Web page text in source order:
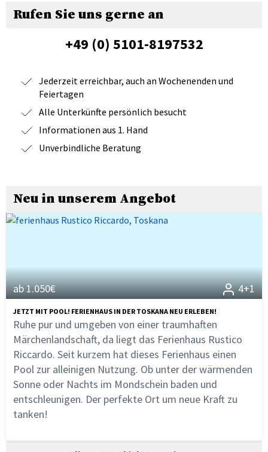
Rufen Sie uns gerne an
+49 (0) 5101-8197532
Jederzeit erreichbar, auch an Wochenenden und
Feiertagen
Alle Unterkünfte persönlich besucht
Informationen aus 1. Hand
Unverbindliche Beratung
Neu in unserem Angebot
ab 1.050€ 4+1
JETZT MIT POOL! FERIENHAUS IN DER TOSKANA NEU ERLEBEN!
Ruhe pur und umgeben von einer traumhaften
Märchenlandschaft, da liegt das Ferienhaus Rustico
Riccardo. Seit kurzem hat dieses Ferienhaus einen
Pool zur alleinigen Nutzung. Ob unter der wärmenden
Sonne oder Nachts im Mondschein baden und
entschleunigen. Der perfekte Ort um neue Kraft zu
tanken!